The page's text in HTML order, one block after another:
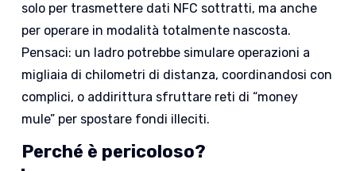
solo per trasmettere dati NFC sottratti, ma anche
per operare in modalità totalmente nascosta.
Pensaci: un ladro potrebbe simulare operazioni a
migliaia di chilometri di distanza, coordinandosi con
complici, o addirittura sfruttare reti di “money
mule” per spostare fondi illeciti.
Perché è pericoloso?